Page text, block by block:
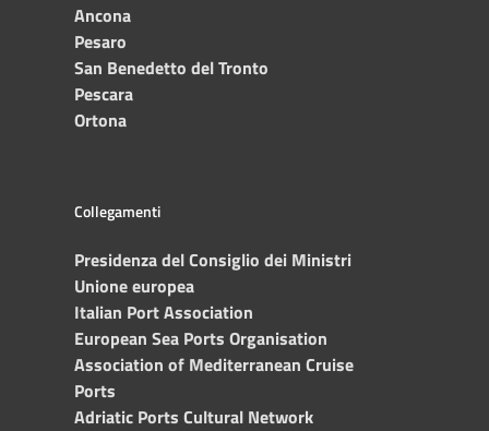
Ancona
Pesaro
San Benedetto del Tronto
Pescara
Ortona
Collegamenti
Presidenza del Consiglio dei Ministri
Unione europea
Italian Port Association
European Sea Ports Organisation
Association of Mediterranean Cruise
Ports
Adriatic Ports Cultural Network